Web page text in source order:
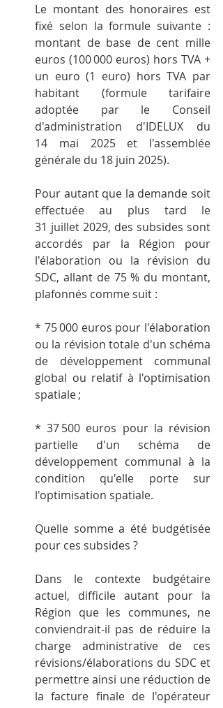
Le montant des honoraires est
fixé selon la formule suivante :
montant de base de cent mille
euros (100 000 euros) hors TVA +
un euro (1 euro) hors TVA par
habitant (formule tarifaire
adoptée par le Conseil
d'administration d'IDELUX du
14 mai 2025 et l'assemblée
générale du 18 juin 2025).
Pour autant que la demande soit
effectuée au plus tard le
31 juillet 2029, des subsides sont
accordés par la Région pour
l'élaboration ou la révision du
SDC, allant de 75 % du montant,
plafonnés comme suit :
* 75 000 euros pour l'élaboration
ou la révision totale d'un schéma
de développement communal
global ou relatif à l'optimisation
spatiale ;
* 37 500 euros pour la révision
partielle d'un schéma de
développement communal à la
condition qu'elle porte sur
l'optimisation spatiale.
Quelle somme a été budgétisée
pour ces subsides ?
Dans le contexte budgétaire
actuel, difficile autant pour la
Région que les communes, ne
conviendrait-il pas de réduire la
charge administrative de ces
révisions/élaborations du SDC et
permettre ainsi une réduction de
la facture finale de l'opérateur